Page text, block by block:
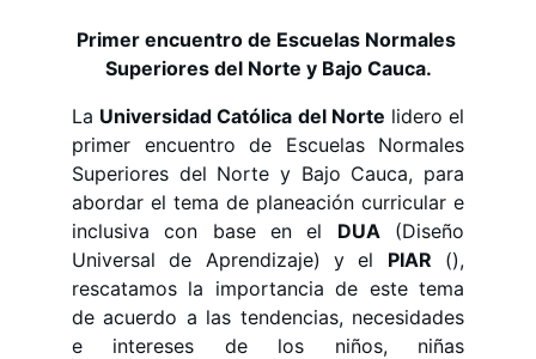
Primer encuentro de Escuelas Normales
Superiores del Norte y Bajo Cauca.
La Universidad Católica del Norte lidero el
primer encuentro de Escuelas Normales
Superiores del Norte y Bajo Cauca, para
abordar el tema de planeación curricular e
inclusiva con base en el DUA(Diseño
Universal de Aprendizaje) y el PIAR (),
rescatamos la importancia de este tema
de acuerdo a las tendencias, necesidades
e intereses de los niños, niñas